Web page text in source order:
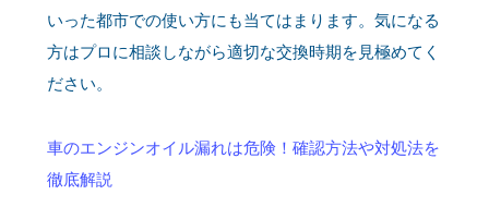
いった都市での使い方にも当てはまります。気になる
方はプロに相談しながら適切な交換時期を見極めてく
ださい。
車のエンジンオイル漏れは危険！確認方法や対処法を
徹底解説